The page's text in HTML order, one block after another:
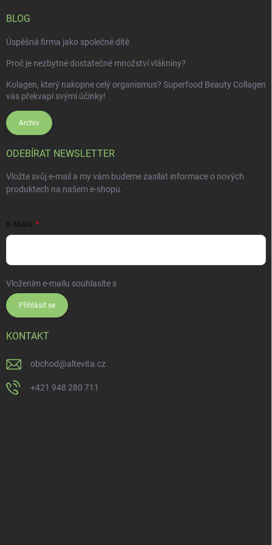
BLOG
Úspěšná firma jako společné dítě
Proč je nezbytné dostatečné množství vlákniny?
Kolagen, který nakopne celý organismus? Superfood Beauty Collagen
vás překvapí svými účinky!
Archiv
ODEBÍRAT NEWSLETTER
Vložte svůj e-mail a my vám budeme zasílat informace o nových
produktech na našem e-shopu.
E-MAIL
Vložením e-mailu souhlasíte s
Přihlásit se
KONTAKT
obchod@altevita.cz
+421 948 280 711